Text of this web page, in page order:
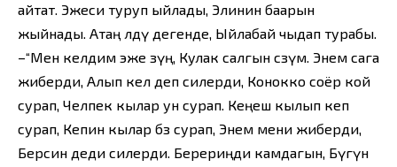
айтат. Эжеси туруп ыйлады, Элинин баарын
жыйнады. Атаң өлдү дегенде, Ыйлабай чыдап турабы.
–“Мен келдим эже өзүңө, Кулак салгын сөзүмө. Энем сага
жиберди, Алып кел деп силерди, Конокко соёр кой
сурап, Челпек кылар ун сурап. Кеңеш кылып кеп
сурап, Кепин кылар бөз сурап, Энем мени жиберди,
Берсин деди силерди. Берериңди камдагын, Бүгүн